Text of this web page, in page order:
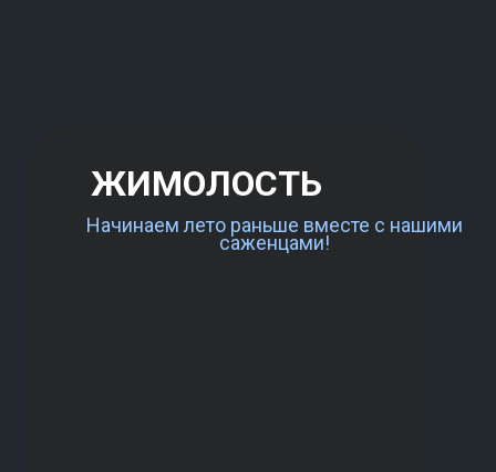
Начинаем лето раньше вместе с нашими
саженцами!
ЖИМОЛОСТЬ